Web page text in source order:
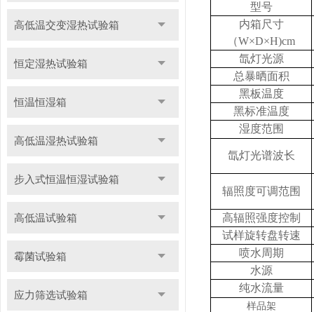
高低温交变湿热试验箱
恒定湿热试验箱
恒温恒湿箱
高低温湿热试验箱
步入式恒温恒湿试验箱
高低温试验箱
霉菌试验箱
应力筛选试验箱
型号
内箱尺寸
（W×D×H)cm
氙灯光源
总暴晒面积
黑板温度
黑标准温度
湿度范围
氙灯光谱波长
辐照度可调范围
高辐照强度控制
试样旋转盘转速
喷水周期
水源
纯水流量
样品架